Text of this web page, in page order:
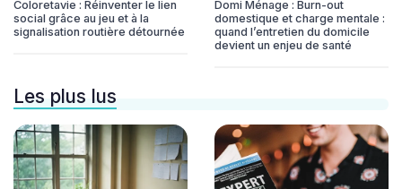
Coloretavie : Réinventer le lien
social grâce au jeu et à la
signalisation routière détournée
Domi Ménage : Burn-out
domestique et charge mentale :
quand l’entretien du domicile
devient un enjeu de santé
Les plus lus